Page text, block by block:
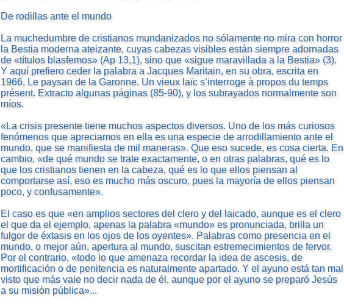
De rodillas ante el mundo
La muchedumbre de cristianos mundanizados no sólamente no mira con horror
la Bestia moderna ateizante, cuyas cabezas visibles están siempre adornadas
de «títulos blasfemos» (Ap 13,1), sino que «sigue maravillada a la Bestia» (3).
Y aquí prefiero ceder la palabra a Jacques Maritain, en su obra, escrita en
1966, Le paysan de la Garonne. Un vieux laïc s’interroge à propos du temps
présent. Extracto algunas páginas (85-90), y los subrayados normalmente son
míos.
«La crisis presente tiene muchos aspectos diversos. Uno de los más curiosos
fenómenos que apreciamos en ella es una especie de arrodillamiento ante el
mundo, que se manifiesta de mil maneras». Que eso sucede, es cosa cierta. En
cambio, «de qué mundo se trate exactamente, o en otras palabras, qué es lo
que los cristianos tienen en la cabeza, qué es lo que ellos piensan al
comportarse así, eso es mucho más oscuro, pues la mayoría de ellos piensan
poco, y confusamente».
El caso es que «en amplios sectores del clero y del laicado, aunque es el clero
el que da el ejemplo, apenas la palabra «mundo» es pronunciada, brilla un
fulgor de éxtasis en los ojos de los oyentes». Palabras como presencia en el
mundo, o mejor aún, apertura al mundo, suscitan estremecimientos de fervor.
Por el contrario, «todo lo que amenaza recordar la idea de ascesis, de
mortificación o de penitencia es naturalmente apartado. Y el ayuno está tan mal
visto que más vale no decir nada de él, aunque por el ayuno se preparó Jesús
a su misión pública»...